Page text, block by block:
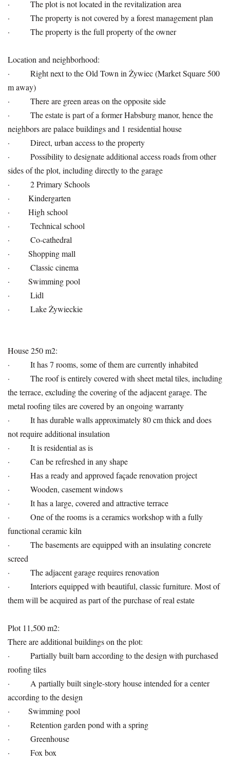
· The plot is not located in the revitalization area
· The property is not covered by a forest management plan
· The property is the full property of the owner
Location and neighborhood:
· Right next to the Old Town in Żywiec (Market Square 500
m away)
· There are green areas on the opposite side
· The estate is part of a former Habsburg manor, hence the
neighbors are palace buildings and 1 residential house
· Direct, urban access to the property
· Possibility to designate additional access roads from other
sides of the plot, including directly to the garage
· 2 Primary Schools
· Kindergarten
· High school
· Technical school
· Co-cathedral
· Shopping mall
· Classic cinema
· Swimming pool
· Lidl
· Lake Żywieckie
House 250 m2:
· It has 7 rooms, some of them are currently inhabited
· The roof is entirely covered with sheet metal tiles, including
the terrace, excluding the covering of the adjacent garage. The
metal roofing tiles are covered by an ongoing warranty
· It has durable walls approximately 80 cm thick and does
not require additional insulation
· It is residential as is
· Can be refreshed in any shape
· Has a ready and approved façade renovation project
· Wooden, casement windows
· It has a large, covered and attractive terrace
· One of the rooms is a ceramics workshop with a fully
functional ceramic kiln
· The basements are equipped with an insulating concrete
screed
· The adjacent garage requires renovation
· Interiors equipped with beautiful, classic furniture. Most of
them will be acquired as part of the purchase of real estate
Plot 11,500 m2:
There are additional buildings on the plot:
· Partially built barn according to the design with purchased
roofing tiles
· A partially built single-story house intended for a center
according to the design
· Swimming pool
· Retention garden pond with a spring
· Greenhouse
· Fox box